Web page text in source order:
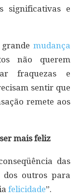
significativas e
grande mudança
não querem
fraquezas e
sentir que
remete aos
mais feliz
das
dos outros para
felicidade”.